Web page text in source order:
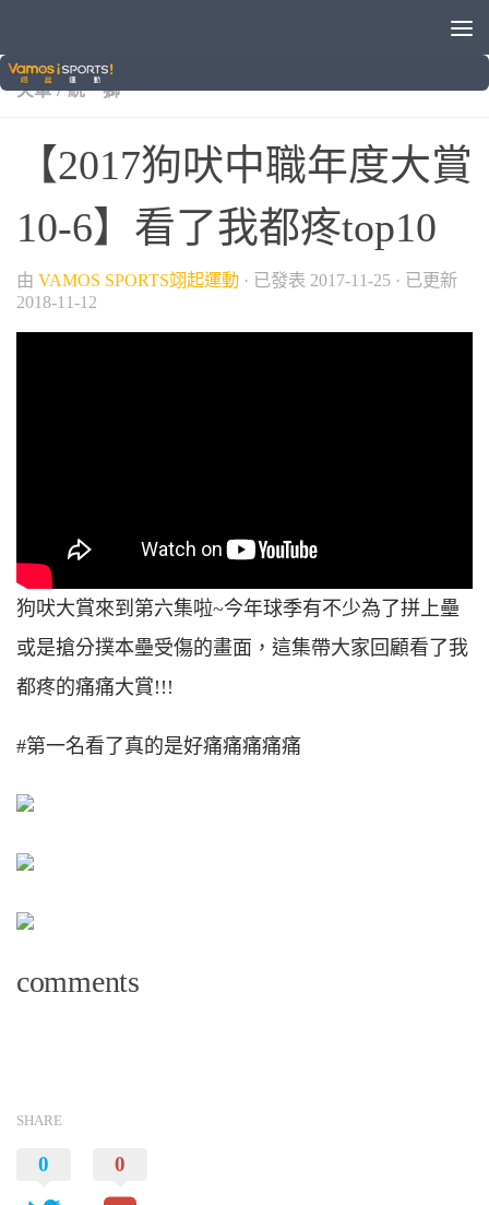
中信兄弟 / 中華職棒
火車 / 統一獅
【2017狗吠中職年度大賞
10-6】看了我都疼top10
由 VAMOS SPORTS翊起運動 · 已發表 2017-11-25 · 已更新
2018-11-12
狗吠大賞來到第六集啦~今年球季有不少為了拼上壘
或是搶分撲本壘受傷的畫面，這集帶大家回顧看了我
都疼的痛痛大賞!!!
#第一名看了真的是好痛痛痛痛痛
comments
SHARE
0 0